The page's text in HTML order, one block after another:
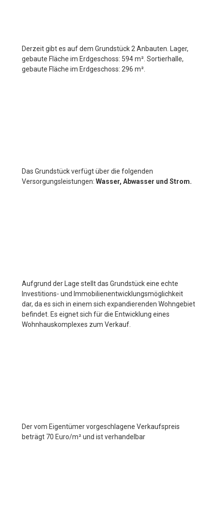
Derzeit gibt es auf dem Grundstück 2 Anbauten. Lager,
gebaute Fläche im Erdgeschoss: 594 m². Sortierhalle,
gebaute Fläche im Erdgeschoss: 296 m².
Das Grundstück verfügt über die folgenden
Versorgungsleistungen: Wasser, Abwasser und Strom.
Aufgrund der Lage stellt das Grundstück eine echte
Investitions- und Immobilienentwicklungsmöglichkeit
dar, da es sich in einem sich expandierenden Wohngebiet
befindet. Es eignet sich für die Entwicklung eines
Wohnhauskomplexes zum Verkauf.
Der vom Eigentümer vorgeschlagene Verkaufspreis
beträgt 70 Euro/m² und ist verhandelbar